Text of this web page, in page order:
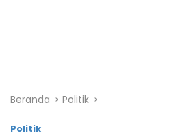
Beranda Politik
Politik